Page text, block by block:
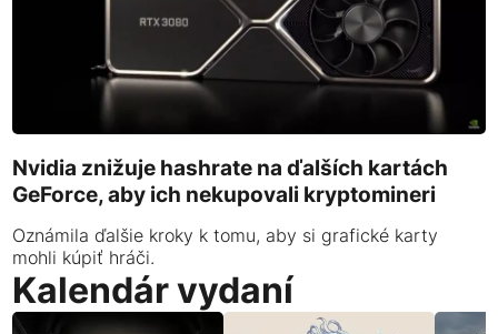
Nvidia znižuje hashrate na ďalších kartách
GeForce, aby ich nekupovali kryptomineri
Oznámila ďalšie kroky k tomu, aby si grafické karty
mohli kúpiť hráči.
Kalendár vydaní